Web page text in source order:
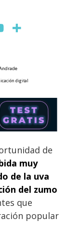
digital
de
muy
de la uva
del zumo
que
popular